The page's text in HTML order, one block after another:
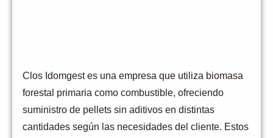
Clos Idomgest es una empresa que utiliza biomasa
forestal primaria como combustible, ofreciendo
suministro de pellets sin aditivos en distintas
cantidades según las necesidades del cliente. Estos